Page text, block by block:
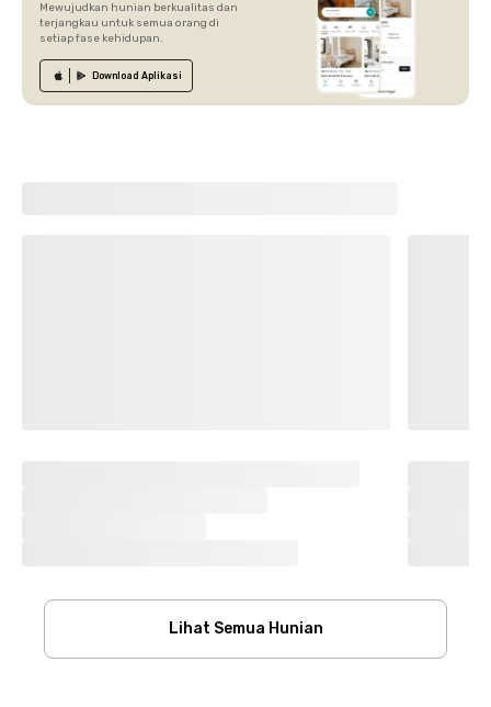
Mewujudkan hunian berkualitas dan
terjangkau untuk semua orang di
setiap fase kehidupan.
Download Aplikasi
Lihat Semua Hunian